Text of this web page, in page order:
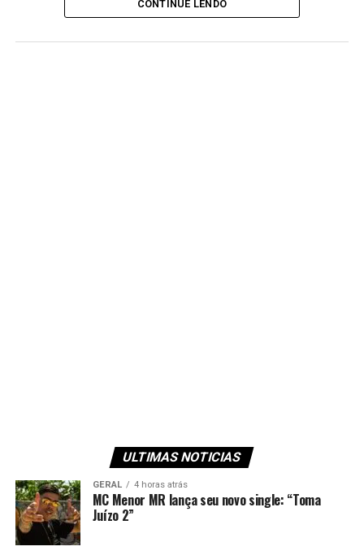
CONTINUE LENDO
ULTIMAS NOTICIAS
GERAL 4 horas atrás
MC Menor MR lança seu novo single: “Toma
Juízo 2”